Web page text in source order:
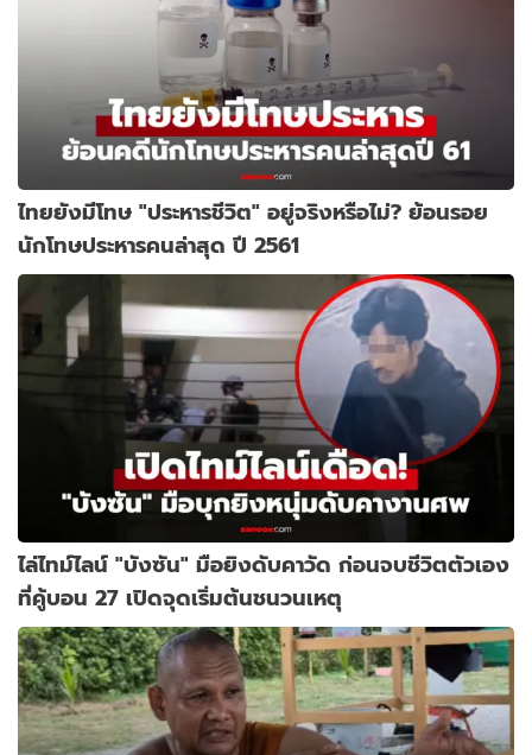
ไทยยังมีโทษ "ประหารชีวิต" อยู่จริงหรือไม่? ย้อนรอย
นักโทษประหารคนล่าสุด ปี 2561
ไล่ไทม์ไลน์ "บังซัน" มือยิงดับคาวัด ก่อนจบชีวิตตัวเอง
ที่คู้บอน 27 เปิดจุดเริ่มต้นชนวนเหตุ